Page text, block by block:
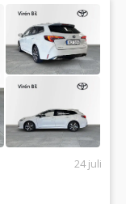
24 juli